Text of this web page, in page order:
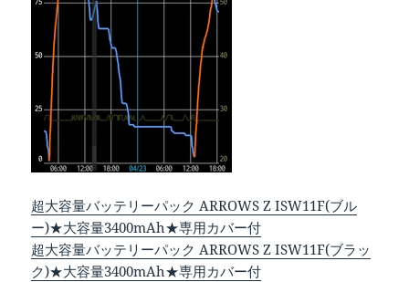
超大容量バッテリーパック ARROWS Z ISW11F(ブル
ー)★大容量3400mAh★専用カバー付
超大容量バッテリーパック ARROWS Z ISW11F(ブラッ
ク)★大容量3400mAh★専用カバー付